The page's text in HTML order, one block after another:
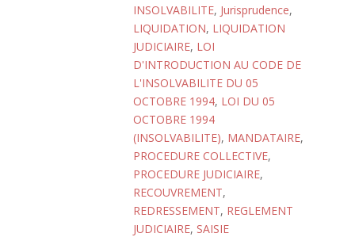
INSOLVABILITE, Jurisprudence,
LIQUIDATION, LIQUIDATION
JUDICIAIRE, LOI
D'INTRODUCTION AU CODE DE
L'INSOLVABILITE DU 05
OCTOBRE 1994, LOI DU 05
OCTOBRE 1994
(INSOLVABILITE), MANDATAIRE,
PROCEDURE COLLECTIVE,
PROCEDURE JUDICIAIRE,
RECOUVREMENT,
REDRESSEMENT, REGLEMENT
JUDICIAIRE, SAISIE